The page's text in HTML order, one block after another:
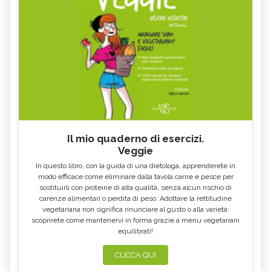
OLIO ESSENZIALE DI CEDRO
OLIO ESSENZIALE DI YLANG
YLANG
OLIO ESSENZIALE DI CITRONELLA OLIO ESSENZIALE DI CURCUMA
OLIO ESSENZIALE DI AGLIO
OLIO ESSENZIALE DI
MAGGIORANA
OLIO ESSENZIALE DI MONARDA
OLIO ESSENZIALE DI AJOWAN
OLIO ESSENZIALE DI ROSA
MOSQUETA
OLIO ESSENZIALE DI MANDARINO OLIO ESSENZIALE DI LINALOE
OLIO ESSENZIALE DI LIMETTA OLIO ESSENZIALE DI VERBENA
OLIO ESSENZIALE DI VERBENA
OLIO ESSENZIALE DI CIPOLLA
OLIO ESSENZIALE DI POMPELMO OLIO ESSENZIALE DI MIRRA
OLIO ESSENZIALE DI CAJEPUT
OLIO ESSENZIALE DI SEDANO
Il mio quaderno di esercizi.
Veggie
In questo libro, con la guida di una dietologa, apprenderete in
modo efficace come eliminare dalla tavola carne e pesce per
sostituirli con proteine di alta qualità, senza alcun rischio di
carenze alimentari o perdita di peso. Adottare la rettitudine
vegetariana non significa rinunciare al gusto o alla varietà:
scoprirete come mantenervi in forma grazie a menu vegetariani
equilibrati!
CLICCA QUI